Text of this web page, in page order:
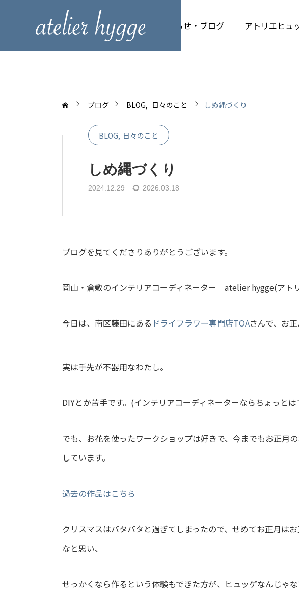
トップページ お知らせ・ブログ アトリエヒュ
ブログ BLOG 日々のこと しめ縄づくり
BLOG 日々のこと
しめ縄づくり
2024.12.29 2026.03.18
ブログを見てくださりありがとうございます。
岡山・倉敷のインテリアコーディネーター atelier hygge(ア
今日は、南区藤田にある ドライフラワー専門店TOAさんで、お
実は手先が不器用なわたし。
DIYとか苦手です。(インテリアコーディネーターならちょっと
でも、お花を使ったワークショップは好きで、今までもお正月
しています。
過去の作品はこちら
クリスマスはバタバタと過ぎてしまったので、せめてお正月は
なと思い、
せっかくなら作るという体験もできた方が、ヒュッゲなんじゃ